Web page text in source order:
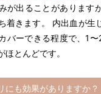
が出ることがあります
着きます。 内出血が生
バーできる程度で、1
ほとんどです。
にも効果がありますか？